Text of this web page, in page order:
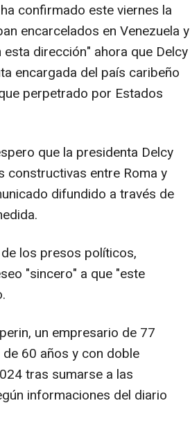
confirmado este viernes la
encarcelados en Venezuela y
dirección" ahora que Delcy
encargada del país caribeño
perpetrado por Estados
que la presidenta Delcy
constructivas entre Roma y
difundido a través de
los presos políticos,
"sincero" a que "este
un empresario de 77
60 años y con doble
tras sumarse a las
informaciones del diario